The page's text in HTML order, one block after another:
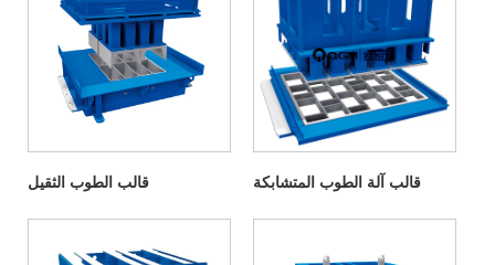
قالب الطوب الثقيل قالب آلة الطوب المتشابكة